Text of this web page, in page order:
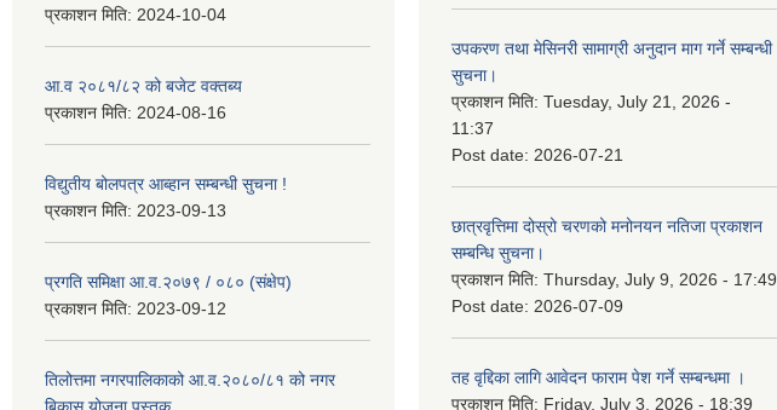
प्रकाशन मिति: 2024-10-04
आ.व २०८१/८२ को बजेट वक्तब्य
प्रकाशन मिति: 2024-08-16
विद्युतीय बोलपत्र आब्हान सम्बन्धी सुचना !
प्रकाशन मिति: 2023-09-13
प्रगति समिक्षा आ.व.२०७९ / ०८० (संक्षेप)
प्रकाशन मिति: 2023-09-12
तिलोत्तमा नगरपालिकाको आ.व.२०८०/८१ को नगर
उपकरण तथा मेसिनरी सामाग्री अनुदान माग गर्ने सम्बन्धी
सुचना।
प्रकाशन मिति: Tuesday, July 21, 2026 -
11:37
Post date: 2026-07-21
छात्रवृत्तिमा दोस्रो चरणको मनोनयन नतिजा प्रकाशन
सम्बन्धि सुचना।
प्रकाशन मिति: Thursday, July 9, 2026 - 17:49
Post date: 2026-07-09
तह वृद्दिका लागि आवेदन फाराम पेश गर्ने सम्बन्धमा ।
प्रकाशन मिति: Friday, July 3, 2026 - 18:39